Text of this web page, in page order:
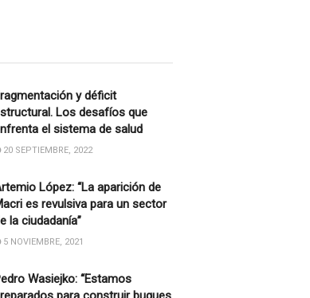
y déficit
Los desafíos que
el sistema de salud
20 SEPTIEMBRE, 2022
López: “La aparición de
es revulsiva para un sector
la ciudadanía”
5 NOVIEMBRE, 2021
Wasiejko: “Estamos